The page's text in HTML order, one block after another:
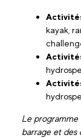
kayak,
Le programme
barrage et des